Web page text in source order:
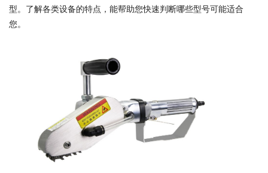
型。了解各类设备的特点，能帮助您快速判断哪些型号可能适合
您。